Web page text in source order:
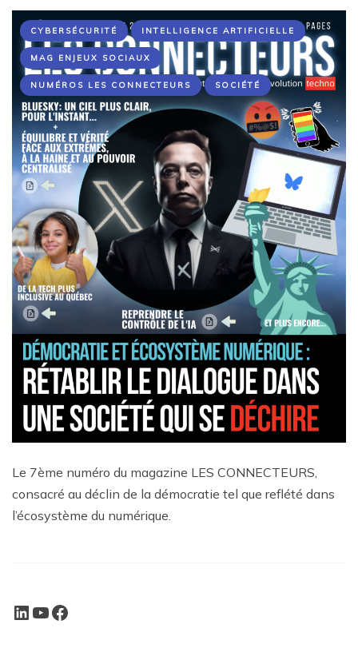
CYBERSÉCURITÉ INTELLIGENCE ARTIFICIELLE
MAG ENJEUX SOCIAUX
NUMÉROS LES CONNECTEURS SOCIÉTÉ
Le 7ème numéro du magazine LES CONNECTEURS,
consacré au déclin de la démocratie tel que reflété dans
l’écosystème du numérique.